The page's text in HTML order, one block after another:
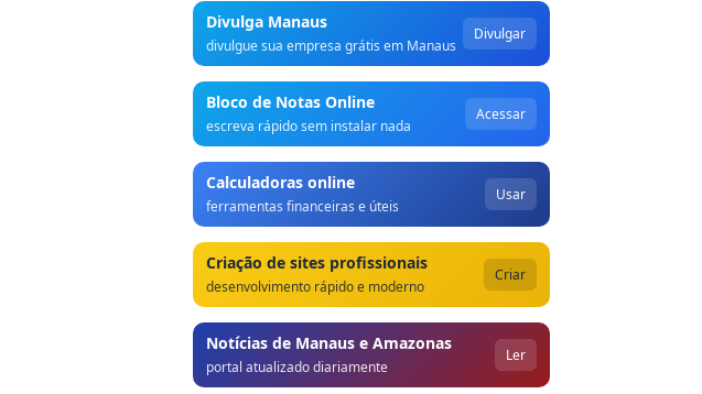
Divulga Manaus
divulgue sua empresa grátis em Manaus
Divulgar
Bloco de Notas Online
escreva rápido sem instalar nada
Acessar
Calculadoras online
ferramentas financeiras e úteis
Usar
Criação de sites profissionais
desenvolvimento rápido e moderno
Criar
Notícias de Manaus e Amazonas
portal atualizado diariamente
Ler